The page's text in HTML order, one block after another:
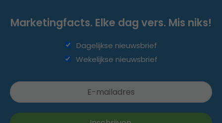
Marketingfacts. Elke dag vers. Mis niks!
Dagelijkse nieuwsbrief
Wekelijkse nieuwsbrief